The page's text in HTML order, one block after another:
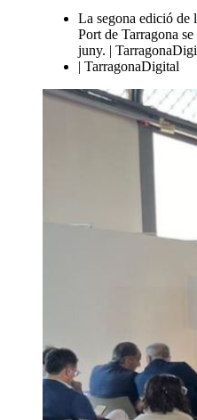
La segona edició de
Port de Tarragona
juny. |
| TarragonaDigital